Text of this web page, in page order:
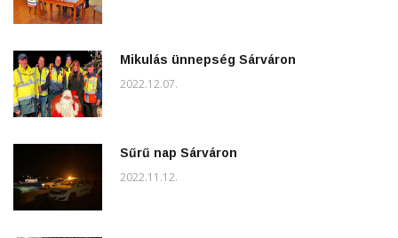
Mikulás ünnepség Sárváron
2022.12.07.
Sűrű nap Sárváron
2022.11.12.